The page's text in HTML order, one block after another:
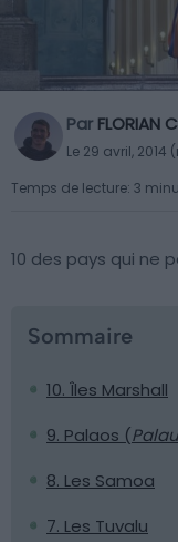
Par FLORIAN
Le 29 avril,
Temps de lecture: 3
10 des pays qui ne
Sommaire
10. Îles Marshall
9. Palaos (Palau
8. Les Samoa
7. Les Tuvalu